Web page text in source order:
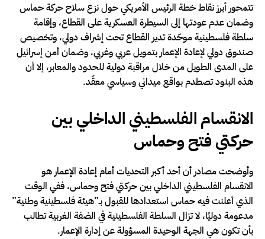
تتمحور أبرز نقاط خطة الرئيس الأمريكي حول نزع سلاح حركة حماس
وضمان عدم عودتها إلى السيطرة العسكرية على القطاع، وإقامة
سلطة فلسطينية موحّدة تدير القطاع تحت إشراف دولي، وتخصيص
صندوق دولي لإعادة الإعمار بتمويل عربي وغربي، وضمان أمن إسرائيل
على المدى الطويل من خلال مراقبة دولية للحدود والمعابر، إلا أن
هذه البنود تصطدم بواقع ميداني وسياسي معقّد.
الانقسام الفلسطيني الداخلي بين
حركتي فتح وحماس
وأوضحت مصادر أن أحد أكبر التحديات أمام إعادة الإعمار هو
الانقسام الفلسطيني الداخلي بين حركتي فتح وحماس، ففي الوقت
الذي أعلنت فيه حماس استعدادها للقبول بـ”هيئة فلسطينية وطنية”
مدعومة دوليًا، لا تزال السلطة الفلسطينية في الضفة الغربية تطالب
بأن تكون هي الجهة الوحيدة المسؤولة عن إدارة الإعمار.